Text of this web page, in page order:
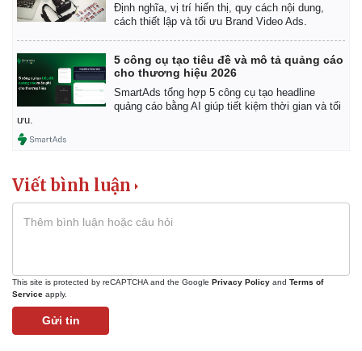
Định nghĩa, vị trí hiển thị, quy cách nội dung,
cách thiết lập và tối ưu Brand Video Ads.
5 công cụ tạo tiêu đề và mô tả quảng cáo
cho thương hiệu 2026
SmartAds tổng hợp 5 công cụ tạo headline
quảng cáo bằng AI giúp tiết kiệm thời gian và tối
ưu.
Viết bình luận
This site is protected by reCAPTCHA and the Google Privacy Policy and Terms of
Service apply.
Gửi tin